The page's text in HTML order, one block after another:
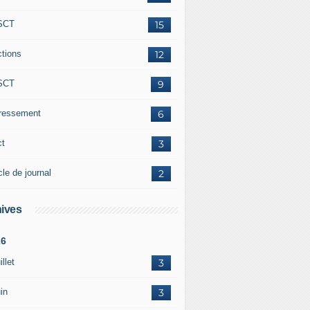
15
12
9
6
3
2
de journal
3
3